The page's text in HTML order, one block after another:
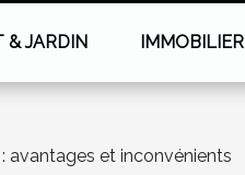
& JARDIN IMMOBILIER
avantages et inconvénients